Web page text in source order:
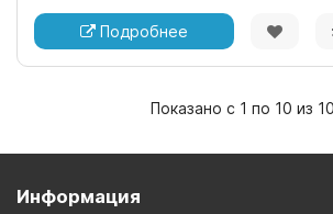
Подробнее
Показано с 1 по 10 из
Информация